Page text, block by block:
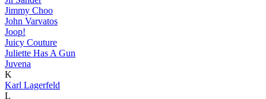
Jimmy Choo
John Varvatos
Joop!
Juicy Couture
Juliette Has A Gun
Juvena
K
Karl Lagerfeld
L